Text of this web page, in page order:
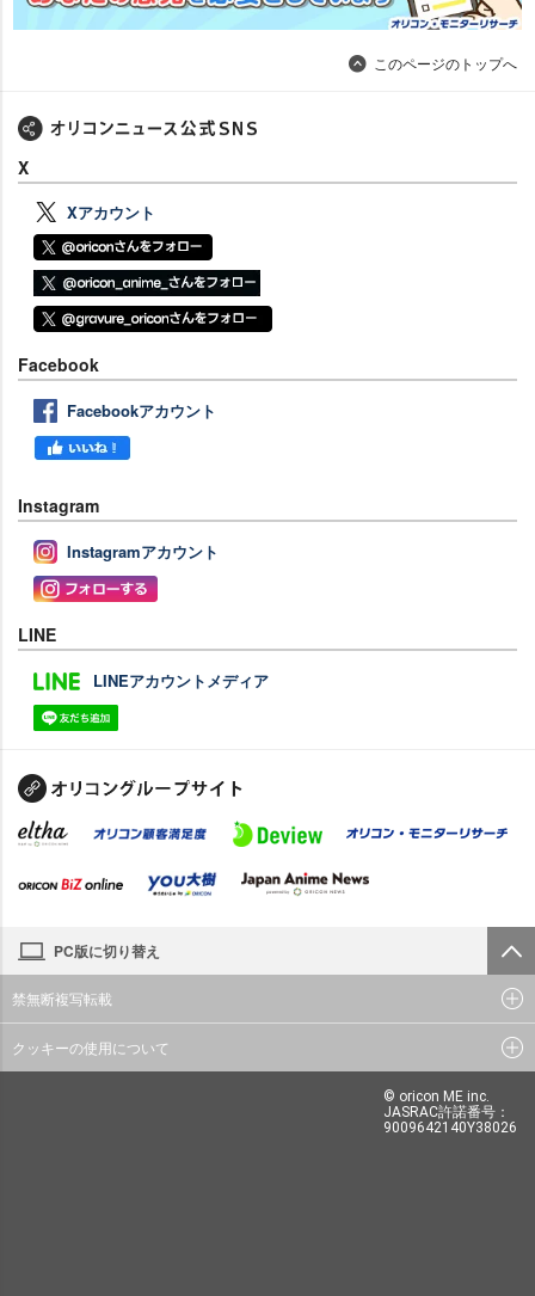
このページのトップへ
X
Xアカウント
Facebook
Facebookアカウント
Instagram
Instagramアカウント
LINE
LINEアカウントメディア
PC版に切り替え
禁無断複写転載
クッキーの使用について
© oricon ME inc.
JASRAC許諾番号：
9009642140Y38026